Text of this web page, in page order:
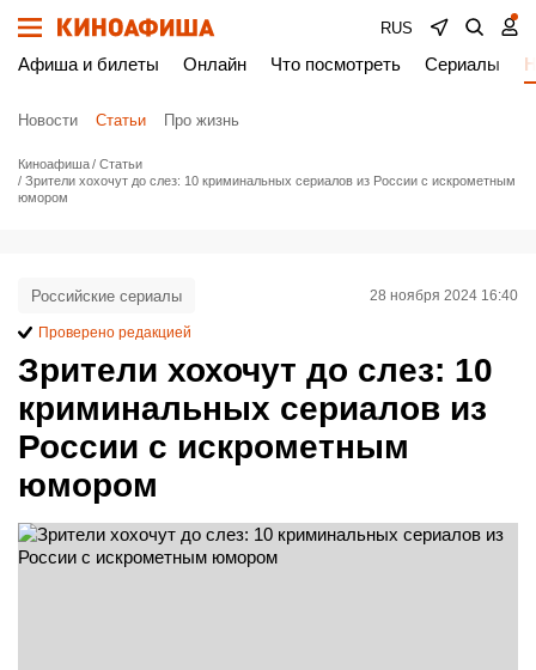
RUS
Афиша и билеты Онлайн Что посмотреть Сериалы
Новости Статьи Про жизнь
Киноафиша
Статьи
Зрители хохочут до слез: 10 криминальных сериалов из России с искрометным
юмором
Зрители хохочут до слез: 10
криминальных сериалов из
России с искрометным
юмором
Российские сериалы 28 ноября 2024 16:40
Проверено редакцией